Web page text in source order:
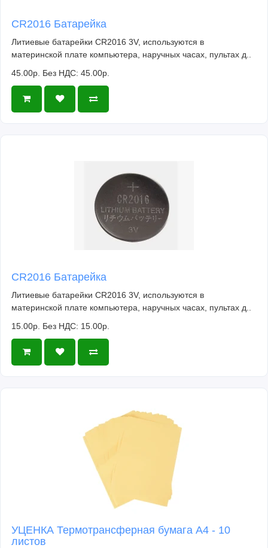
CR2016 Батарейка
Литиевые батарейки CR2016 3V, используются в
материнской плате компьютера, наручных часах, пультах д..
45.00р. Без НДС: 45.00р.
CR2016 Батарейка
Литиевые батарейки CR2016 3V, используются в
материнской плате компьютера, наручных часах, пультах д..
15.00р. Без НДС: 15.00р.
УЦЕНКА Термотрансферная бумага А4 - 10
листов